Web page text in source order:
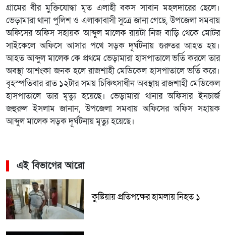
গ্রামের বীর মুক্তিযোদ্ধা মৃত এলাহী বকস সাবান মহলদারের ছেলে।
ভেড়ামারা থানা পুলিশ ও এলাকাবাসী সুত্রে জানা গেছে, উপজেলা সমবায়
অফিসের অফিস সহায়ক আব্দুল মালেক রায়টা নিজ বাড়ি থেকে মোটর
সাইকেলে অফিসে আসার পথে সড়ক দূর্ঘটনায় গুরুতর আহত হয়।
আহত আব্দুল মালেক কে প্রথমে ভেড়ামারা হাসপাতালে ভর্তি করলে তার
অবস্থা আশংকা জনক হলে রাজশাহী মেডিকেল হাসপাতালে ভর্তি করে।
বৃহস্পতিবার রাত ১২টার সময় চিকিৎসাধীন অবস্থায় রাজশাহী মেডিকেল
হাসপাতালে তার মৃত্যু হয়েছে। ভেড়ামারা থানার অফিসার ইনচার্জ
জহুরুল ইসলাম জানান, উপজেলা সমবায় অফিসের অফিস সহায়ক
আব্দুল মালেক সড়ক দূর্ঘটনায় মৃত্যু হয়েছে।
এই বিভাগের আরো
কুষ্টিয়ায় প্রতিপক্ষের হামলায় নিহত ১